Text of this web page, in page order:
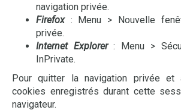
navigation privée.
Firefox : Menu > Nouvelle
privée.
Internet Explorer : Menu >
InPrivate.
Pour quitter la navigation privée
cookies enregistrés durant cette
navigateur.